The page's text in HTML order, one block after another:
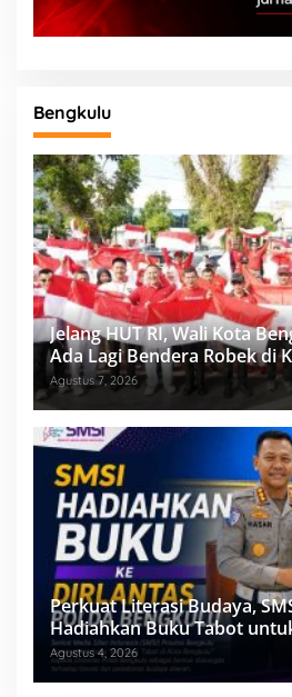
Bengkulu
Jelang HUT RI, Wali Kota
Ada Lagi Bendera Robek di
Agustus 7, 2026
Perkuat Literasi Budaya,
Hadiahkan Buku Tabot
Agustus 4, 2026